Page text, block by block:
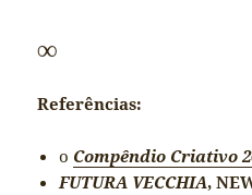
∞
Referências:
o Compêndio Criativo
FUTURA VECCHIA,